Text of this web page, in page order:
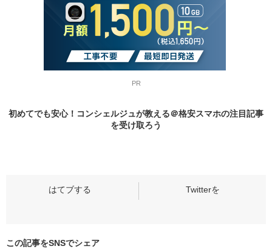
PR
初めてでも安心！コンシェルジュが教える＠格安スマホの注目記事
を受け取ろう
この記事をSNSでシェア